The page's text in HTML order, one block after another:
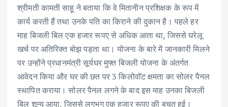
श्रीमती कामती साहू ने बताया कि वे मितानीन प्रशिक्षक के रूप में
कार्य करती हैं तथा उनके पति का किराने की दुकान है। पहले हर
माह बिजली बिल एक हजार रूपए से अधिक आता था, जिससे घरेलू
खर्च पर अतिरिक्त बोझ पड़ता था। योजना के बारे में जानकारी मिलने
पर उन्होंने प्रधानमंत्री सूर्यघर मुफ्त बिजली योजना के अंतर्गत
आवेदन किया और घर की छत पर 3 किलोवॉट क्षमता का सोलर पैनल
स्थापित कराया। सोलर पैनल लगने के बाद इस माह उनका बिजली
बिल शून्य आया, जिससे लगभग एक हजार रूपए की बचत हुई।